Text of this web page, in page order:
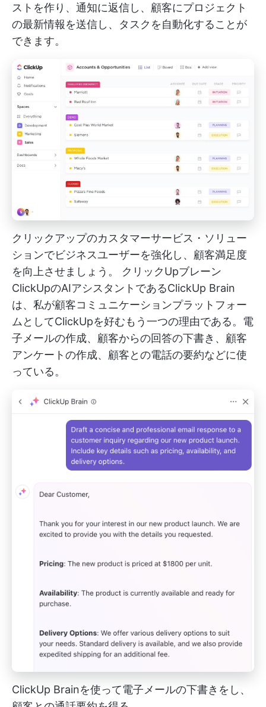
ストを作り、通知に返信し、顧客にプロジェクト
の最新情報を送信し、タスクを自動化することが
できます。
クリックアップのカスタマーサービス・ソリュー
ションでビジネスユーザーを強化し、顧客満足度
を向上させましょう。 クリックUpブレーン
ClickUpのAIアシスタントであるClickUp Brain
は、私が顧客コミュニケーションプラットフォー
ムとしてClickUpを好むもう一つの理由である。電
子メールの作成、顧客からの回答の下書き、顧客
アンケートの作成、顧客との電話の要約などに使
っている。
ClickUp Brainを使って電子メールの下書きをし、